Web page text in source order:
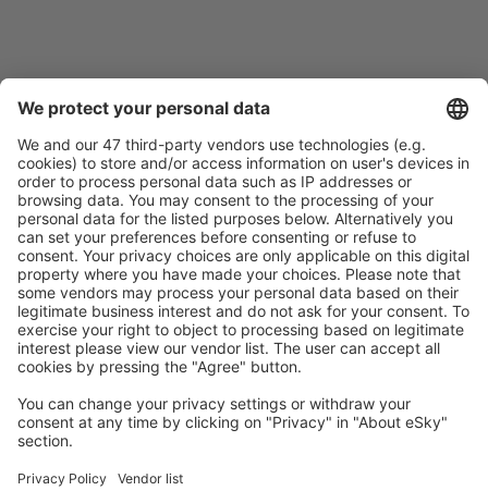
Caută rapid şi uşor
Ofertă adaptată aşteptărilor tale.
Planifică ȋn siguranţă
Rezervare fără griji cu opțiune gratuită de anulare.
Economiseşte mai mult
Prețuri atractive și oferte speciale pentru utilizatorii
conectați.
Alege din peste 1,3 mil. de opţiuni: hoteluri, cabane,
apartamente și altele.